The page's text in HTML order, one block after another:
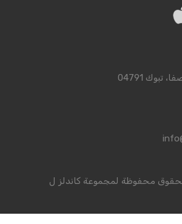
تبوك 04791
محفوظة لمجموعة كاندلز ل